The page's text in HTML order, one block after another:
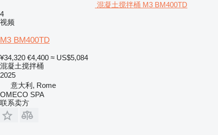
混凝土搅拌桶 M3 BM400TD
4
视频
M3 BM400TD
¥34,320 €4,400 ≈ US$5,084
混凝土搅拌桶
2025
意大利, Rome
OMECO SPA
联系卖方